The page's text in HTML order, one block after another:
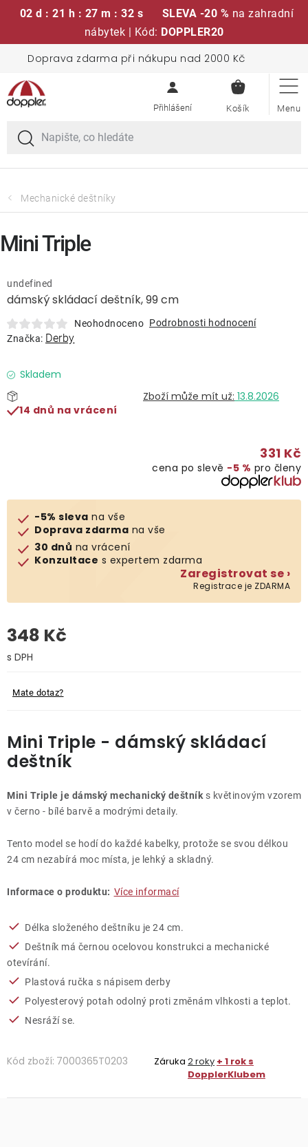
02 d : 21 h : 27 m : 32 s SLEVA -20 % na zahradní
nábytek | Kód: DOPPLER20
obsah
Doprava zdarma při nákupu nad 2000 Kč
KOŠÍK
Sedací soupravy
Slunečníky
Křesla a židle
Prodávané značky
Klub výhod
Naše katalogy
O nás
Mechanické deštníky
dámský skládací deštník, 99 cm
undefined
Neohodnoceno Podrobnosti hodnocení
Značka: Derby
Skladem
13.8.2026
14 dnů na vrácení
331 Kč
cena po slevě −5 % pro členy
-5% sleva na vše
Doprava zdarma na vše
30 dnů na vrácení
Konzultace s expertem zdarma
Zaregistrovat se ›
Registrace je ZDARMA
348 Kč
Mate dotaz?
Mini Triple - dámský skládací
deštník
Mini Triple je dámský mechanický deštník s květinovým vzorem
v černo - bílé barvě a modrými detaily.
Tento model se hodí do každé kabelky, protože se svou délkou
24 cm nezabírá moc místa, je lehký a skladný.
Informace o produktu: Více informací
Délka složeného deštníku je 24 cm.
Deštník má černou ocelovou konstrukci a mechanické
otevírání.
Plastová ručka s nápisem derby
Polyesterový potah odolný proti změnám vlhkosti a teplot.
Nesráží se.
Kód zboží: 7000365T0203 Záruka 2 roky + 1 rok s
DopplerKlubem
Mini Triple